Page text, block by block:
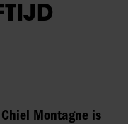
Montagne is